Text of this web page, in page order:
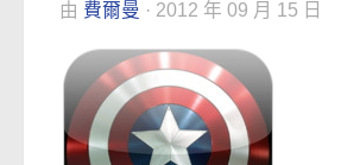
由 費爾曼 · 2012 年 09 月 15 日